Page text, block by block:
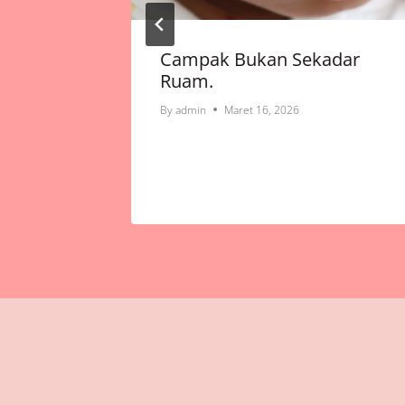
Campak Bukan Sekadar
Ruam.
Byadmin Maret 16, 2026